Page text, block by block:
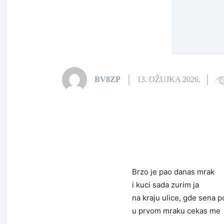
BV8ZP 13. OŽUJKA 2026.
Brzo je pao danas mrak
i kuci sada zurim ja
na kraju ulice, gde sena
u prvom mraku cekas me